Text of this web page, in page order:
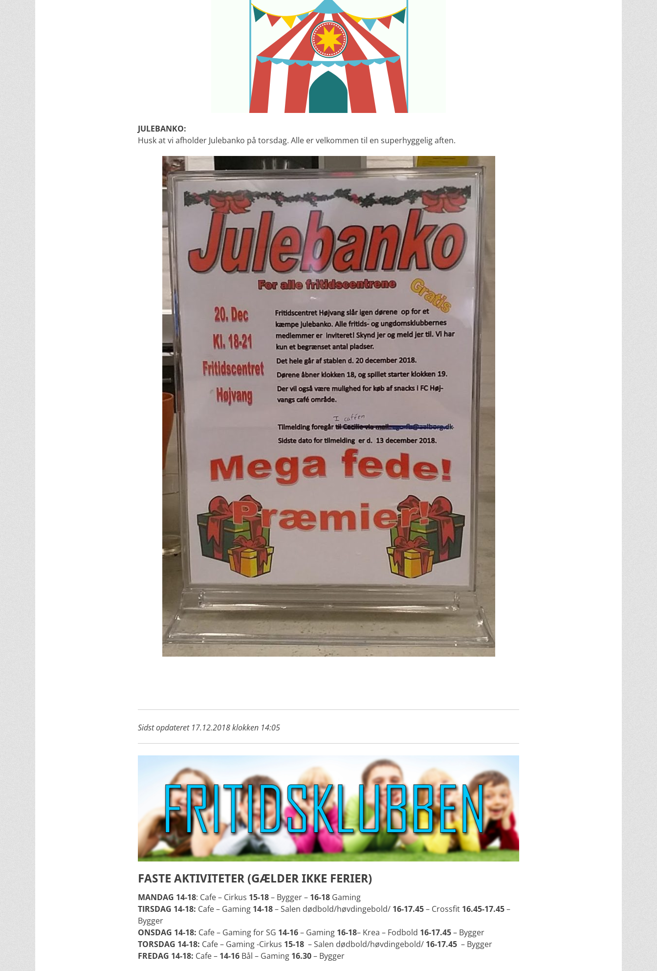
JULEBANKO:
Husk at vi afholder Julebanko på torsdag. Alle er velkommen til en superhyggelig aften.
Sidst opdateret 17.12.2018 klokken 14:05
FASTE AKTIVITETER (GÆLDER IKKE FERIER)
MANDAG 14-18: Cafe – Cirkus 15-18– Bygger – 16-18 Gaming
TIRSDAG 14-18: Cafe – Gaming 14-18– Salen dødbold/høvdingebold/ 16-17.45– Crossfit 16.45-17.45–
Bygger
ONSDAG 14-18: Cafe – Gaming for SG 14-16– Gaming 16-18– Krea – Fodbold 16-17.45– Bygger
TORSDAG 14-18: Cafe – Gaming -Cirkus 15-18 – Salen dødbold/høvdingebold/ 16-17.45 – Bygger
FREDAG 14-18: Cafe– 14-16 Bål – Gaming 16.30– Bygger